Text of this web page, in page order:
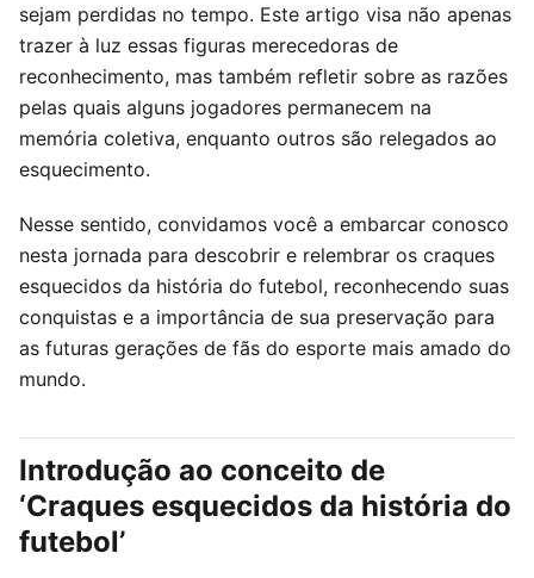
sejam perdidas no tempo. Este artigo visa não apenas
trazer à luz essas figuras merecedoras de
reconhecimento, mas também refletir sobre as razões
pelas quais alguns jogadores permanecem na
memória coletiva, enquanto outros são relegados ao
esquecimento.
Nesse sentido, convidamos você a embarcar conosco
nesta jornada para descobrir e relembrar os craques
esquecidos da história do futebol, reconhecendo suas
conquistas e a importância de sua preservação para
as futuras gerações de fãs do esporte mais amado do
mundo.
Introdução ao conceito de
‘Craques esquecidos da história do
futebol’